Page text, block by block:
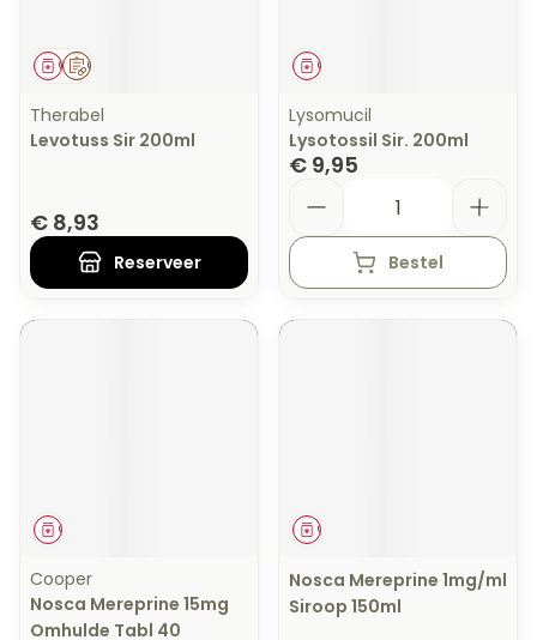
Op voorschrift
Geneesmiddel
Therabel
Levotuss Sir 200ml
€ 8,93
Reserveer
Geneesmiddel
Lysomucil
Lysotossil Sir. 200ml
€ 9,95
Bestel
Geneesmiddel
Cooper
Nosca Mereprine 15mg
Omhulde Tabl 40
Geneesmiddel
Nosca Mereprine 1mg/ml
Siroop 150ml